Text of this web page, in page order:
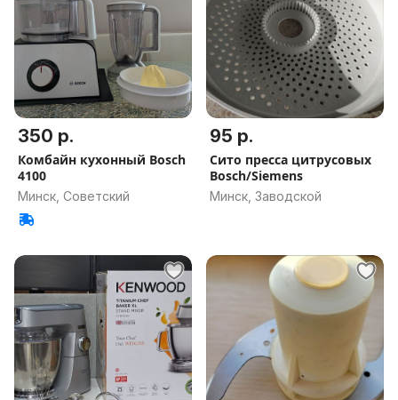
350 р.
Комбайн кухонный Bosch
4100
Минск, Советский
95 р.
Сито пресса цитрусовых
Bosch/Siemens
Минск, Заводской